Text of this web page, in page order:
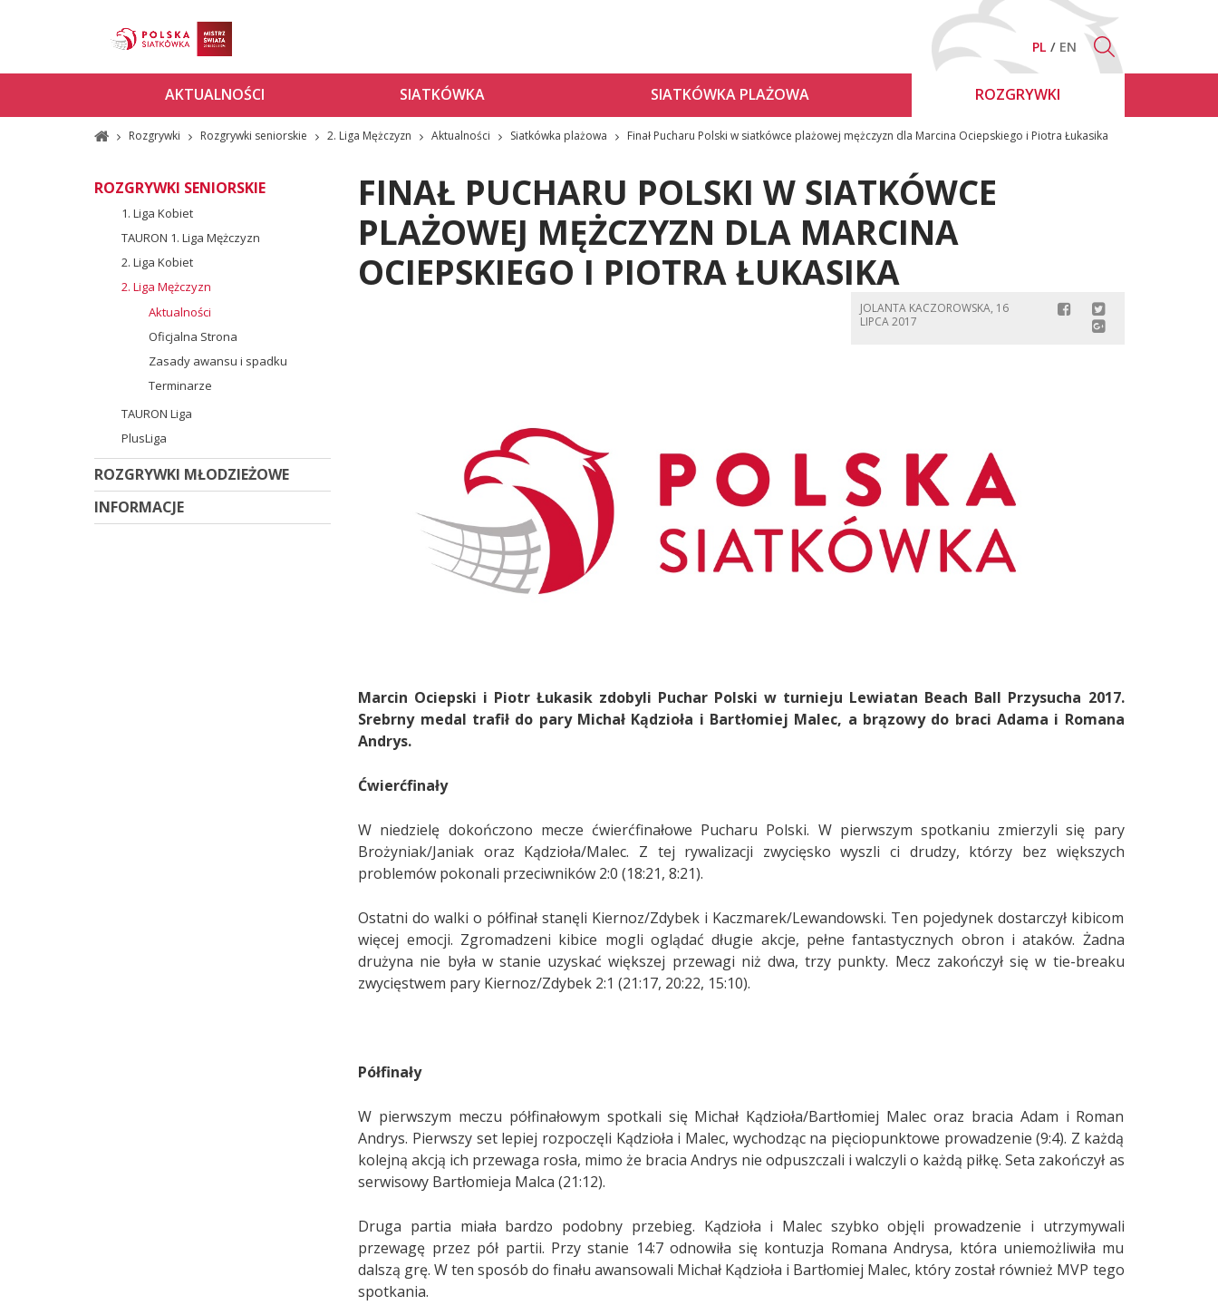
PL EN
AKTUALNOŚCI SIATKÓWKA SIATKÓWKA PLAŻOWA ROZGRYWKI
Rozgrywki Rozgrywki seniorskie 2. Liga Mężczyzn Aktualności Siatkówka plażowa Finał Pucharu Polski w siatkówce plażowej mężczyzn dla Marcina Ociepskiego i Piotra Łukasika
ROZGRYWKI SENIORSKIE
1. Liga Kobiet
TAURON 1. Liga Mężczyzn
2. Liga Kobiet
2. Liga Mężczyzn
Aktualności
Oficjalna Strona
Zasady awansu i spadku
Terminarze
TAURON Liga
PlusLiga
ROZGRYWKI MŁODZIEŻOWE
INFORMACJE
FINAŁ PUCHARU POLSKI W SIATKÓWCE
PLAŻOWEJ MĘŻCZYZN DLA MARCINA
OCIEPSKIEGO I PIOTRA ŁUKASIKA
JOLANTA KACZOROWSKA, 16
LIPCA 2017
Marcin Ociepski i Piotr Łukasik zdobyli Puchar Polski w turnieju Lewiatan Beach Ball Przysucha 2017.
Srebrny medal trafił do pary Michał Kądzioła i Bartłomiej Malec, a brązowy do braci Adama i Romana
Andrys.
Ćwierćfinały
W niedzielę dokończono mecze ćwierćfinałowe Pucharu Polski. W pierwszym spotkaniu zmierzyli się pary
Brożyniak/Janiak oraz Kądzioła/Malec. Z tej rywalizacji zwycięsko wyszli ci drudzy, którzy bez większych
problemów pokonali przeciwników 2:0 (18:21, 8:21).
Ostatni do walki o półfinał stanęli Kiernoz/Zdybek i Kaczmarek/Lewandowski. Ten pojedynek dostarczył kibicom
więcej emocji. Zgromadzeni kibice mogli oglądać długie akcje, pełne fantastycznych obron i ataków. Żadna
drużyna nie była w stanie uzyskać większej przewagi niż dwa, trzy punkty. Mecz zakończył się w tie-breaku
zwycięstwem pary Kiernoz/Zdybek 2:1 (21:17, 20:22, 15:10).
Półfinały
W pierwszym meczu półfinałowym spotkali się Michał Kądzioła/Bartłomiej Malec oraz bracia Adam i Roman
Andrys. Pierwszy set lepiej rozpoczęli Kądzioła i Malec, wychodząc na pięciopunktowe prowadzenie (9:4). Z każdą
kolejną akcją ich przewaga rosła, mimo że bracia Andrys nie odpuszczali i walczyli o każdą piłkę. Seta zakończył as
serwisowy Bartłomieja Malca (21:12).
Druga partia miała bardzo podobny przebieg. Kądzioła i Malec szybko objęli prowadzenie i utrzymywali
przewagę przez pół partii. Przy stanie 14:7 odnowiła się kontuzja Romana Andrysa, która uniemożliwiła mu
dalszą grę. W ten sposób do finału awansowali Michał Kądzioła i Bartłomiej Malec, który został również MVP tego
spotkania.